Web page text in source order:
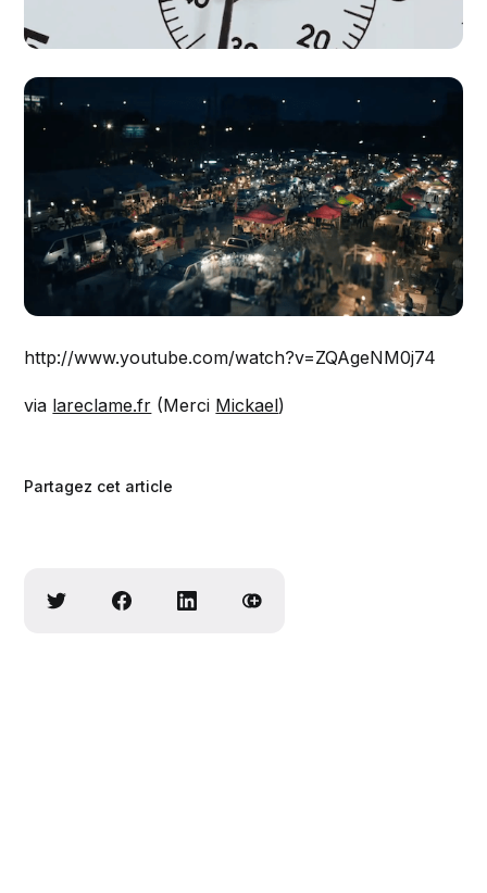
http://www.youtube.com/watch?v=ZQAgeNM0j74
via lareclame.fr (Merci Mickael)
Partagez cet article